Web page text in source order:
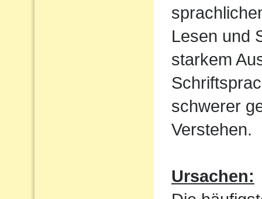
Lesen und
starkem
schwerer
Verstehen.
Ursachen: